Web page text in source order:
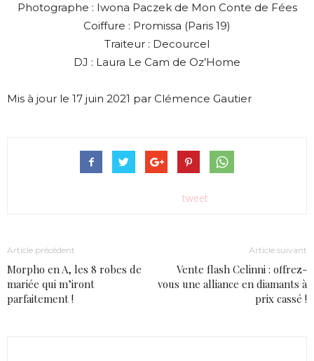
Photographe : Iwona Paczek de Mon Conte de Fées
Coiffure : Promissa (Paris 19)
Traiteur : Decourcel
DJ : Laura Le Cam de Oz’Home
Mis à jour le 17 juin 2021 par Clémence Gautier
tweet
Article précédent
Morpho en A, les 8 robes de
mariée qui m’iront
parfaitement !
Article suivant
Vente flash Celinni : offrez-
vous une alliance en diamants à
prix cassé !